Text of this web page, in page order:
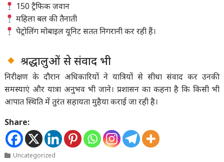
150 ट्रैफिक जवान
महिला बल की तैनाती
पेट्रोलिंग मोबाइल यूनिट सतत निगरानी कर रही हैं।
श्रद्धालुओं से संवाद भी
निरीक्षण के दौरान अधिकारियों ने यात्रियों से सीधा संवाद कर उनकी
समस्याएं और यात्रा अनुभव भी जाने। प्रशासन का कहना है कि किसी भी
आपात स्थिति में तुरंत सहायता मुहैया कराई जा रही है।
Share:
Uncategorized